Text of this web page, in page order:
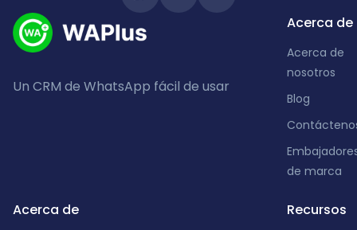
Un CRM de WhatsApp fácil de usar
Acerca de
Acerca de
nosotros
Blog
de marca
Acerca de Recursos